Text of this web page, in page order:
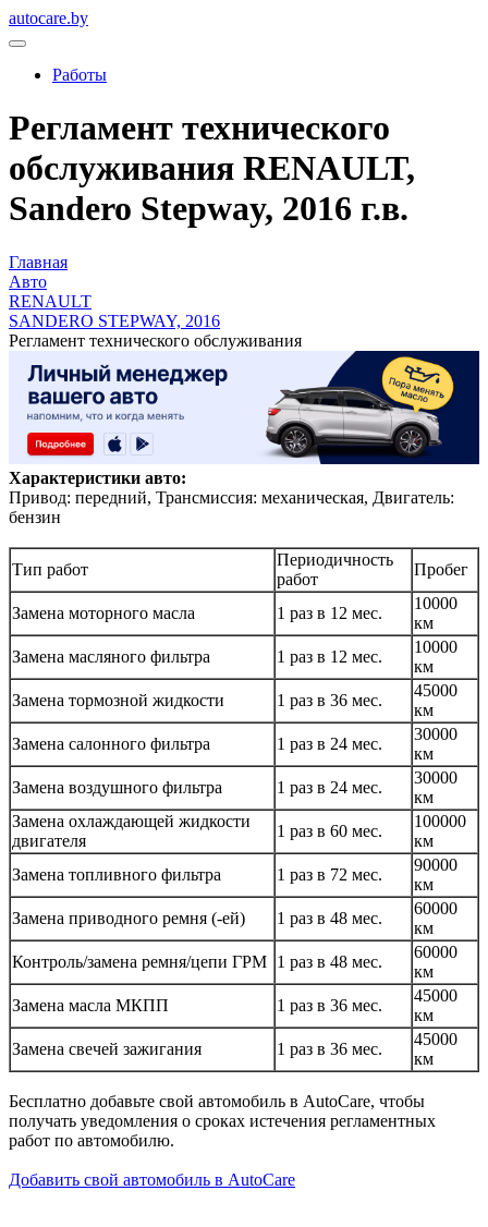
autocare.by
Работы
Регламент технического
обслуживания RENAULT,
Sandero Stepway, 2016 г.в.
Главная
Авто
RENAULT
SANDERO STEPWAY, 2016
Регламент технического обслуживания
Характеристики авто:
Привод: передний, Трансмиссия: механическая, Двигатель:
бензин
Тип работ
Периодичность
работ
Пробег
Замена моторного масла 1 раз в 12 мес.
10000
км
Замена масляного фильтра
1 раз в 12 мес.
10000
км
Замена тормозной жидкости
1 раз в 36 мес.
45000
км
Замена салонного фильтра
1 раз в 24 мес.
30000
км
Замена воздушного фильтра
1 раз в 24 мес.
30000
км
Замена охлаждающей жидкости
двигателя
1 раз в 60 мес.
100000
км
Замена топливного фильтра
1 раз в 72 мес.
90000
км
Замена приводного ремня (-ей)
1 раз в 48 мес.
60000
км
Контроль/замена ремня/цепи ГРМ 1 раз в 48 мес.
60000
км
Замена масла МКПП
1 раз в 36 мес.
45000
км
Замена свечей зажигания
1 раз в 36 мес.
45000
км
Бесплатно добавьте свой автомобиль в AutoCare, чтобы
получать уведомления о сроках истечения регламентных
работ по автомобилю.
Добавить свой автомобиль в AutoCare